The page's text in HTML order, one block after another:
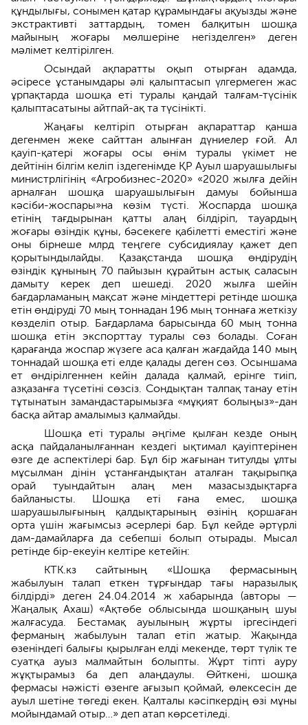
құндылығы, сонымен қатар құрамындағы ақуызды және
экстрактивті заттардың, томен балқитын шошқа
майының жоғары мөлшеріне негізделген» деген
мәлімет келтірілген.
Осындай ақпаратты оқып отырған адамда,
әсіресе ұстанымдары әлі қалыптасып үлгермеген жас
ұрпақтарда шошқа еті туралы қандай талғам-түсінік
қалыптасатыны айтпай-ақ та түсінікті.
Жаңағы келтіріп отырған ақпараттар қанша
дегенмен жеке сайттан алынған дүниелер ғой. Ал
қауіп-қатері жоғары осы өнім туралы үкімет не
дейтінін білгім келіп іздегенімде ҚР Ауыл шаруашылығы
министрлігінің «Агробизнес-2020» «2020 жылға дейін
арналған шошқа шаруашылығын дамуы бойынша
кәсіби-жоспары»на көзім түсті. Жоспарда шошқа
етінің тағдырынан қатты алаң білдіріп, тауардың
жоғары өзіндік құны, бәсекеге қабілетті еместігі және
оны бірнеше млрд теңгеге субсидиялау қажет деп
қорытындылайды. Қазақстанда шошқа өндірудің
өзіндік құнының 70 пайызын құрайтын астық саласын
дамыту керек деп шешеді. 2020 жылға шейін
бағдарламаның мақсат және міндеттері ретінде шошқа
етін өндіруді 70 мың тоннадан 196 мың тоннаға жеткізу
көзделіп отыр. Бағдарлама барысында 60 мың тонна
шошқа етін экспорттау туралы сөз болады. Соған
қарағанда жоспар жүзеге аса қалған жағдайда 140 мың
тоннадай шошқа еті елде қалады деген сөз. Осыншама
ет өндірілгеннен кейін далада қалмай, ерінге тиіп,
азқазанға түсетіні сөзсіз. Сондықтан талпақ танау етін
тұтынатын замандастарымызға «мұқият болыңыз»-дан
басқа айтар амалымыз қалмайды.
Шошқа еті туралы әңгіме қылған кезде оның
асқа пайдаланылғаннан кездегі ықтимал қауіптерінен
өзге де аспектілері бар. Бұл бір жағынан титулды ұлты
мұсылман дінін ұстанғандықтан аталған тақырыпқа
орай туындайтын алаң мен мазасыздықтарға
байланысты. Шошқа еті ғана емес, шошқа
шаруашылығының қалдықтарының өзінің қоршаған
орта үшін жағымсыз әсерлері бар. Бұл кейде әртүрлі
дам-дамайларға да себепші болып отырады. Мысал
ретінде бір-екеуін келтіре кетейін:
КТК.кз сайтының «Шошқа фермасының
жабылуын талап еткен тұрғындар тағы наразылық
білдірді» деген 24.04.2014 ж хабарында (авторы —
Жаңалық Ахаш) «Ақтөбе облысында шошқаның шуы
жалғасуда. Бестамақ ауылының жұрты іргесіндегі
ферманың жабылуын талап етіп жатыр. Жақында
өзеніндегі балығы қырылған елді мекенде, төрт түлік те
суатқа ауыз малмайтын болыпты. Жұрт тіпті ауру
жұқтырамыз ба деп алаңдаулы. Өйткені, шошқа
фермасы нәжісті өзенге ағызып қоймай, өлексесін де
ауыл шетіне төгеді екен. Қалталы кәсіпкердің өзі мұны
мойындамай отыр…» деп атап көрсетіледі.